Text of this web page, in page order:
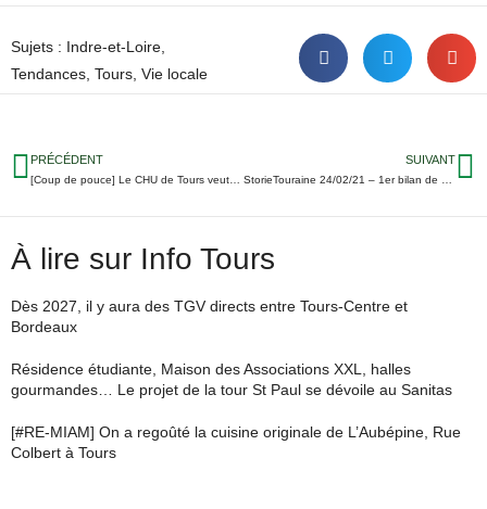
Sujets : Indre-et-Loire
Tendances Tours Vie locale
PRÉCÉDENT SUIVANT
À lire sur Info Tours
Dès 2027, il y aura des TGV directs entre Tours-Centre et
Bordeaux
Résidence étudiante, Maison des Associations XXL, halles
gourmandes… Le projet de la tour St Paul se dévoile au Sanitas
[#RE-MIAM] On a regoûté la cuisine originale de L’Aubépine, Rue
Colbert à Tours